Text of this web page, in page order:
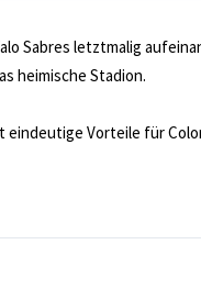
Sabres letztmalig
heimische Stadion.
Vorteile für